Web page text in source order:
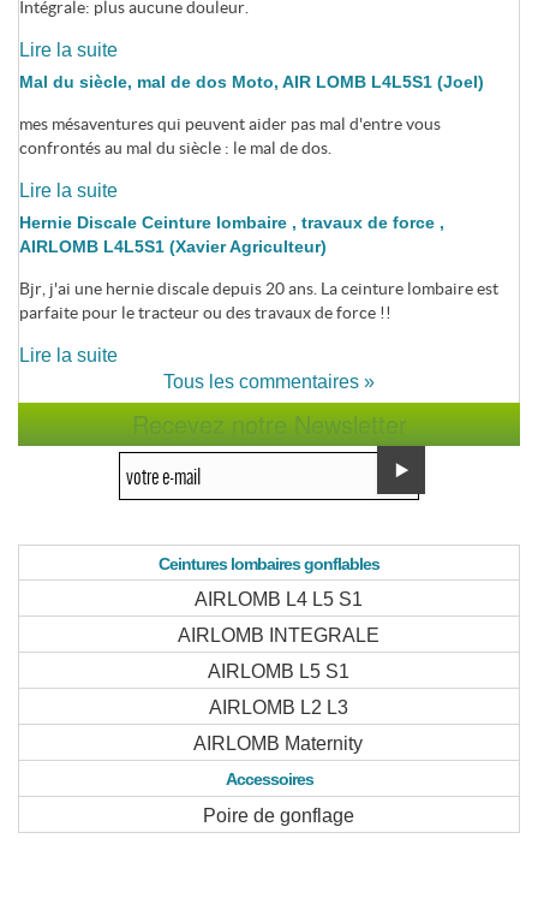
Intégrale: plus aucune douleur.
Lire la suite
Mal du siècle, mal de dos Moto, AIR LOMB L4L5S1 (Joel)
mes mésaventures qui peuvent aider pas mal d'entre vous
confrontés au mal du siècle : le mal de dos.
Lire la suite
Hernie Discale Ceinture lombaire , travaux de force ,
AIRLOMB L4L5S1 (Xavier Agriculteur)
Bjr, j'ai une hernie discale depuis 20 ans. La ceinture lombaire est
parfaite pour le tracteur ou des travaux de force !!
Lire la suite
Tous les commentaires »
Recevez notre Newsletter
Ceintures lombaires gonflables
AIRLOMB L4 L5 S1
AIRLOMB INTEGRALE
AIRLOMB L5 S1
AIRLOMB L2 L3
AIRLOMB Maternity
Accessoires
Poire de gonflage